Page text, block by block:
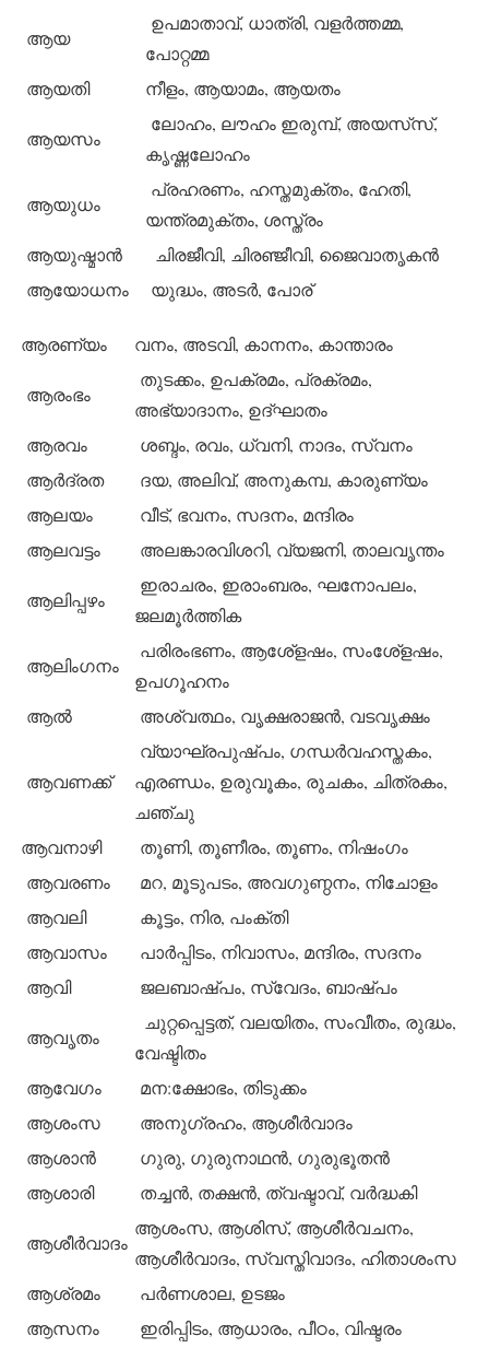
ആയ
ഉപമാതാവ്, ധാത്രി, വളര്‍ത്തമ്മ,
പോറ്റമ്മ
ആയതി
നീളം, ആയാമം, ആയതം
ആയസം
ലോഹം, ലൗഹം ഇരുമ്പ്, അയസ്‌സ്,
കൃഷ്ണലോഹം
ആയുധം
പ്രഹരണം, ഹസ്തമുക്തം, ഹേതി,
യന്ത്രമുക്തം, ശസ്ത്രം
ആയുഷ്മാന്‍
ചിരജീവി, ചിരഞ്ജീവി, ജൈവാതൃകന്‍
ആയോധനം
യുദ്ധം, അടര്‍, പോര്
ആരണ്യം വനം, അടവി, കാനനം, കാന്താരം
ആരംഭം
തുടക്കം, ഉപക്രമം, പ്രക്രമം,
അഭ്യാദാനം, ഉദ്ഘാതം
ആരവം
ശബ്ദം, രവം, ധ്വനി, നാദം, സ്വനം
ആര്‍ദ്രത
ദയ, അലിവ്, അനുകമ്പ, കാരുണ്യം
ആലയം
വീട്, ഭവനം, സദനം, മന്ദിരം
ആലവട്ടം
അലങ്കാരവിശറി, വ്യജനി, താലവൃന്തം
ആലിപ്പഴം
ഇരാചരം, ഇരാംബരം, ഘനോപലം,
ജലമൂര്‍ത്തിക
ആലിംഗനം
പരിരംഭണം, ആശേ്‌ളഷം, സംശേ്‌ളഷം,
ഉപഗൂഹനം
ആല്‍
അശ്വത്ഥം, വൃക്ഷരാജന്‍, വടവൃക്ഷം
ആവണക്ക്
വ്യാഘ്രപുഷ്പം, ഗന്ധര്‍വഹസ്തകം,
എരണ്ഡം, ഉരുവൂകം, രുചകം, ചിത്രകം,
ചഞ്ചു
ആവനാഴി
തൂണി, തൂണീരം, തൂണം, നിഷംഗം
ആവരണം
മറ, മൂടുപടം, അവഗുണ്ഠനം, നിചോളം
ആവലി
കൂട്ടം, നിര, പംക്തി
ആവാസം
പാര്‍പ്പിടം, നിവാസം, മന്ദിരം, സദനം
ആവി
ജലബാഷ്പം, സ്വേദം, ബാഷ്പം
ആവൃതം
ചുറ്റപ്പെട്ടത്, വലയിതം, സംവീതം, രുദ്ധം,
വേഷ്ടിതം
ആവേഗം
മന:ക്ഷോഭം, തിടുക്കം
ആശംസ
അനുഗ്രഹം, ആശീര്‍വാദം
ആശാന്‍
ഗുരു, ഗുരുനാഥന്‍, ഗുരുഭൂതന്‍
ആശാരി
തച്ചന്‍, തക്ഷന്‍, ത്വഷ്ടാവ്, വര്‍ദ്ധകി
ആശീര്‍വാദം
ആശംസ, ആശിസ്, ആശീര്‍വചനം,
ആശീര്‍വാദം, സ്വസ്തിവാദം, ഹിതാശംസ
ആശ്രമം
പര്‍ണശാല, ഉടജം
ആസനം
ഇരിപ്പിടം, ആധാരം, പീഠം, വിഷ്ടരം